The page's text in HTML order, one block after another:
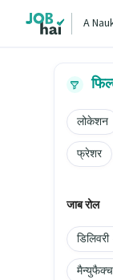
A
लोकेशन
फ्रेशर
जाब रोल
डिलिवरी